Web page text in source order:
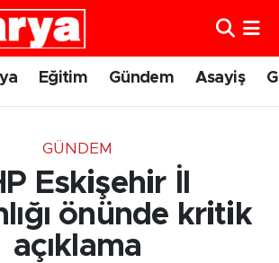
Eğitim Gündem Asayiş
GÜNDEM
Eskişehir İl
önünde kritik
açıklama
Eczaneler
Yoğunluk Haritası
Durumu ve Fikstür